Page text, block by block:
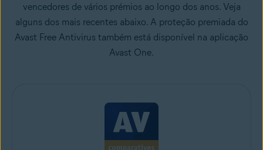
vencedores de vários prémios ao longo dos anos. Veja
alguns dos mais recentes abaixo. A proteção premiada do
Avast Free Antivirus também está disponível na aplicação
Avast One.